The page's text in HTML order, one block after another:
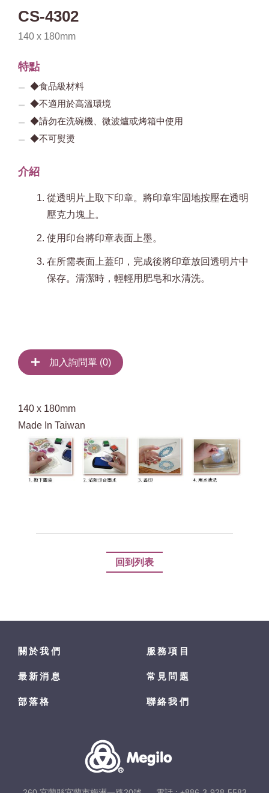
CS-4302
140 x 180mm
特點
◆食品級材料
◆不適用於高溫環境
◆請勿在洗碗機、微波爐或烤箱中使用
◆不可熨燙
介紹
從透明片上取下印章。將印章牢固地按壓在透明
壓克力塊上。
使用印台將印章表面上墨。
在所需表面上蓋印，完成後將印章放回透明片中
保存。清潔時，輕輕用肥皂和水清洗。
加入詢問單 (0)
140 x 180mm
Made In Taiwan
回到列表
關於我們 服務項目
最新消息 常見問題
部落格 聯絡我們